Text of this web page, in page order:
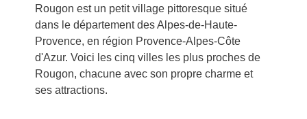
Rougon est un petit village pittoresque situé
dans le département des Alpes-de-Haute-
Provence, en région Provence-Alpes-Côte
d'Azur. Voici les cinq villes les plus proches de
Rougon, chacune avec son propre charme et
ses attractions.